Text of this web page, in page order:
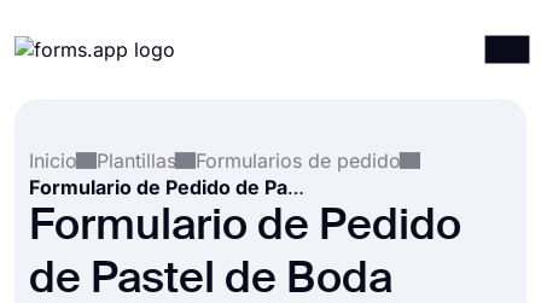
Integraciones
Plantillas
Recursos
Inicio
Plantillas
Formularios de pedido
Formulario de Pedido de Pastel de Boda
Formulario de Pedido
de Pastel de Boda